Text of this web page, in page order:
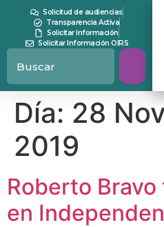
contenidoSolicitud de audiencias
Transparencia Activa
Solicitar Información
Solicitar Información OIRS
Día: 28
2019
Roberto
en